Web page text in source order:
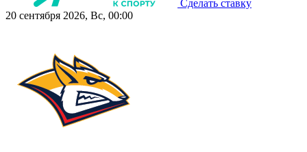
Сделать ставку
20 сентября 2026, Вс, 00:00